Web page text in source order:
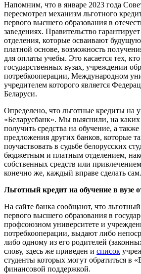
Напомним, что в январе 2023 года
пересмотрел механизм льготного
первого высшего образования в
заведениях. Правительство
отделения, которые осваивают
платной основе, возможность
для оплаты учебы. Это касается тех, кто
государственных вузах, учреждении
потребкооперации, Международном
учредителем которого является
Беларуси.
Определено, что льготные кредиты на
«Беларусбанк». Мы выяснили, на
получить средства на обучение, а
предложения других банков, которые
поучаствовать в судьбе белорусских
бюджетным и платным отделением,
собственных средств или
конечно же, каждый вправе сделать сам.
Льготный кредит на обучение в вузе
На сайте банка сообщают, что
первого высшего образования в
профсоюзном университете и
потребкооперации, выдают либо
либо одному из его родителей
слову, здесь же приведен и список
студенты которых могут обратиться в
финансовой поддержкой.